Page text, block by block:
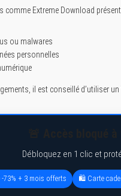
comme Extreme Download
ou malwares
personnelles
il est conseillé d’utiliser
Débloquez en 1 clic et
-73% + 3 mois offerts 🛍️ Carte